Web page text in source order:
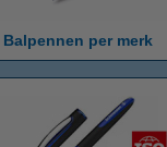
Balpennen per merk